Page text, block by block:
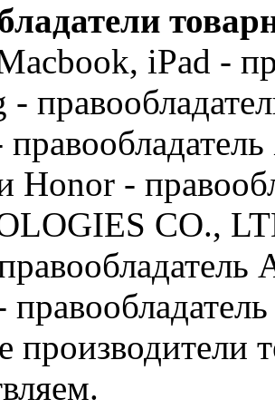
iPad -
-
Honor -
CO.,
производители